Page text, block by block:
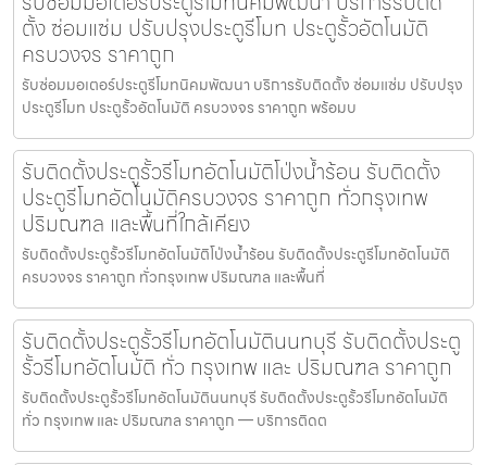
ตั้ง ซ่อมแซ่ม ปรับปรุงประตูรีโมท ประตูรั้วอัตโนมัติ
ครบวงจร ราคาถูก
รับซ่อมมอเตอร์ประตูรีโมทนิคมพัฒนา บริการรับติดตั้ง ซ่อมแซ่ม ปรับปรุง
ประตูรีโมท ประตูรั้วอัตโนมัติ ครบวงจร ราคาถูก พร้อมบ
รับติดตั้งประตูรั้วรีโมทอัตโนมัติโป่งน้ำร้อน รับติดตั้ง
ประตูรีโมทอัตโนมัติครบวงจร ราคาถูก ทั่วกรุงเทพ
ปริมณฑล และพื้นที่ใกล้เคียง
รับติดตั้งประตูรั้วรีโมทอัตโนมัติโป่งน้ำร้อน รับติดตั้งประตูรีโมทอัตโนมัติ
ครบวงจร ราคาถูก ทั่วกรุงเทพ ปริมณฑล และพื้นที่
รับติดตั้งประตูรั้วรีโมทอัตโนมัตินนทบุรี รับติดตั้งประตู
รั้วรีโมทอัตโนมัติ ทั่ว กรุงเทพ และ ปริมณฑล ราคาถูก
รับติดตั้งประตูรั้วรีโมทอัตโนมัตินนทบุรี รับติดตั้งประตูรั้วรีโมทอัตโนมัติ
ทั่ว กรุงเทพ และ ปริมณฑล ราคาถูก — บริการติดต